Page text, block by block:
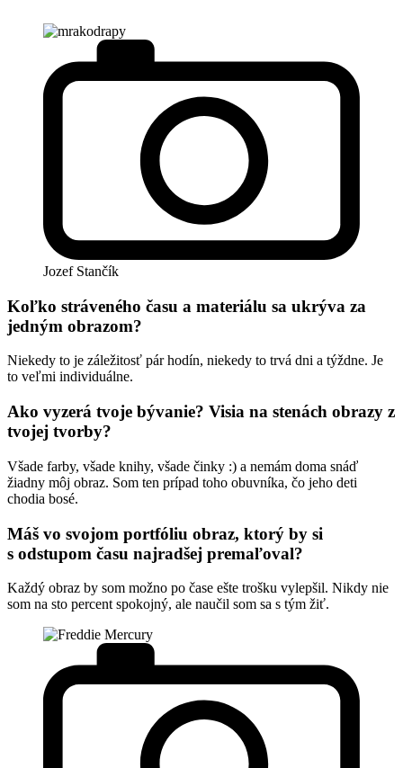
Jozef Stančík
Koľko stráveného času a materiálu sa ukrýva za
jedným obrazom?
Niekedy to je záležitosť pár hodín, niekedy to trvá dni a týždne. Je
to veľmi individuálne.
Ako vyzerá tvoje bývanie? Visia na stenách obrazy z
tvojej tvorby?
Všade farby, všade knihy, všade činky :) a nemám doma snáď
žiadny môj obraz. Som ten prípad toho obuvníka, čo jeho deti
chodia bosé.
Máš vo svojom portfóliu obraz, ktorý by si
s odstupom času najradšej premaľoval?
Každý obraz by som možno po čase ešte trošku vylepšil. Nikdy nie
som na sto percent spokojný, ale naučil som sa s tým žiť.